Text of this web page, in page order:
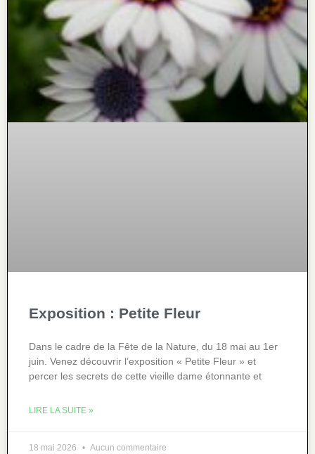
Exposition : Petite Fleur
Dans le cadre de la Fête de la Nature, du 18 mai au 1er
juin. Venez découvrir l’exposition « Petite Fleur » et
percer les secrets de cette vieille dame étonnante et
LIRE LA SUITE »
18 mai 2026 Aucun commentaire